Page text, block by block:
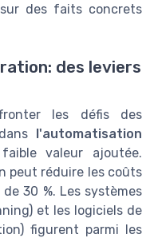
des faits concrets
des leviers
les défis des
l'automatisation
valeur ajoutée.
peut réduire les coûts
30 %. Les systèmes
et les logiciels de
figurent parmi les